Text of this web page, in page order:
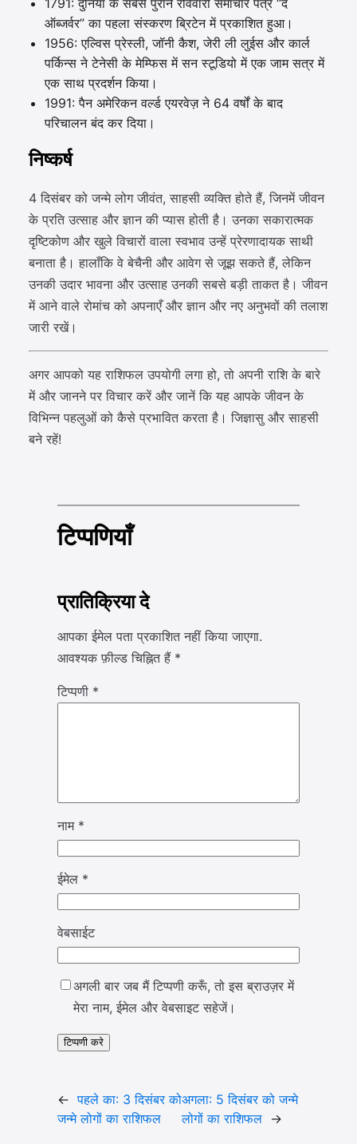
1791: दुनिया के सबसे पुराने रविवारी समाचार पत्र “द
ऑब्जर्वर” का पहला संस्करण ब्रिटेन में प्रकाशित हुआ।
1956: एल्विस प्रेस्ली, जॉनी कैश, जेरी ली लुईस और कार्ल
पर्किन्स ने टेनेसी के मेम्फिस में सन स्टूडियो में एक जाम सत्र में
एक साथ प्रदर्शन किया।
1991: पैन अमेरिकन वर्ल्ड एयरवेज़ ने 64 वर्षों के बाद
परिचालन बंद कर दिया।
निष्कर्ष
4 दिसंबर को जन्मे लोग जीवंत, साहसी व्यक्ति होते हैं, जिनमें जीवन
के प्रति उत्साह और ज्ञान की प्यास होती है। उनका सकारात्मक
दृष्टिकोण और खुले विचारों वाला स्वभाव उन्हें प्रेरणादायक साथी
बनाता है। हालाँकि वे बेचैनी और आवेग से जूझ सकते हैं, लेकिन
उनकी उदार भावना और उत्साह उनकी सबसे बड़ी ताकत है। जीवन
में आने वाले रोमांच को अपनाएँ और ज्ञान और नए अनुभवों की तलाश
जारी रखें।
अगर आपको यह राशिफल उपयोगी लगा हो, तो अपनी राशि के बारे
में और जानने पर विचार करें और जानें कि यह आपके जीवन के
विभिन्न पहलुओं को कैसे प्रभावित करता है। जिज्ञासु और साहसी
बने रहें!
टिप्पणियाँ
प्रातिक्रिया दे
आपका ईमेल पता प्रकाशित नहीं किया जाएगा.
आवश्यक फ़ील्ड चिह्नित हैं *
टिप्पणी *
नाम *
ईमेल *
वेबसाईट
अगली बार जब मैं टिप्पणी करूँ, तो इस ब्राउज़र में
मेरा नाम, ईमेल और वेबसाइट सहेजें।
← पहले का: 3 दिसंबर को
जन्मे लोगों का राशिफल
अगला: 5 दिसंबर को जन्मे
लोगों का राशिफल
→